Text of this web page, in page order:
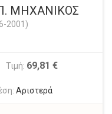
ΜΗΧΑΝΙΚΟΣ
2001)
Τιμή: 69,81 €
Αριστερά